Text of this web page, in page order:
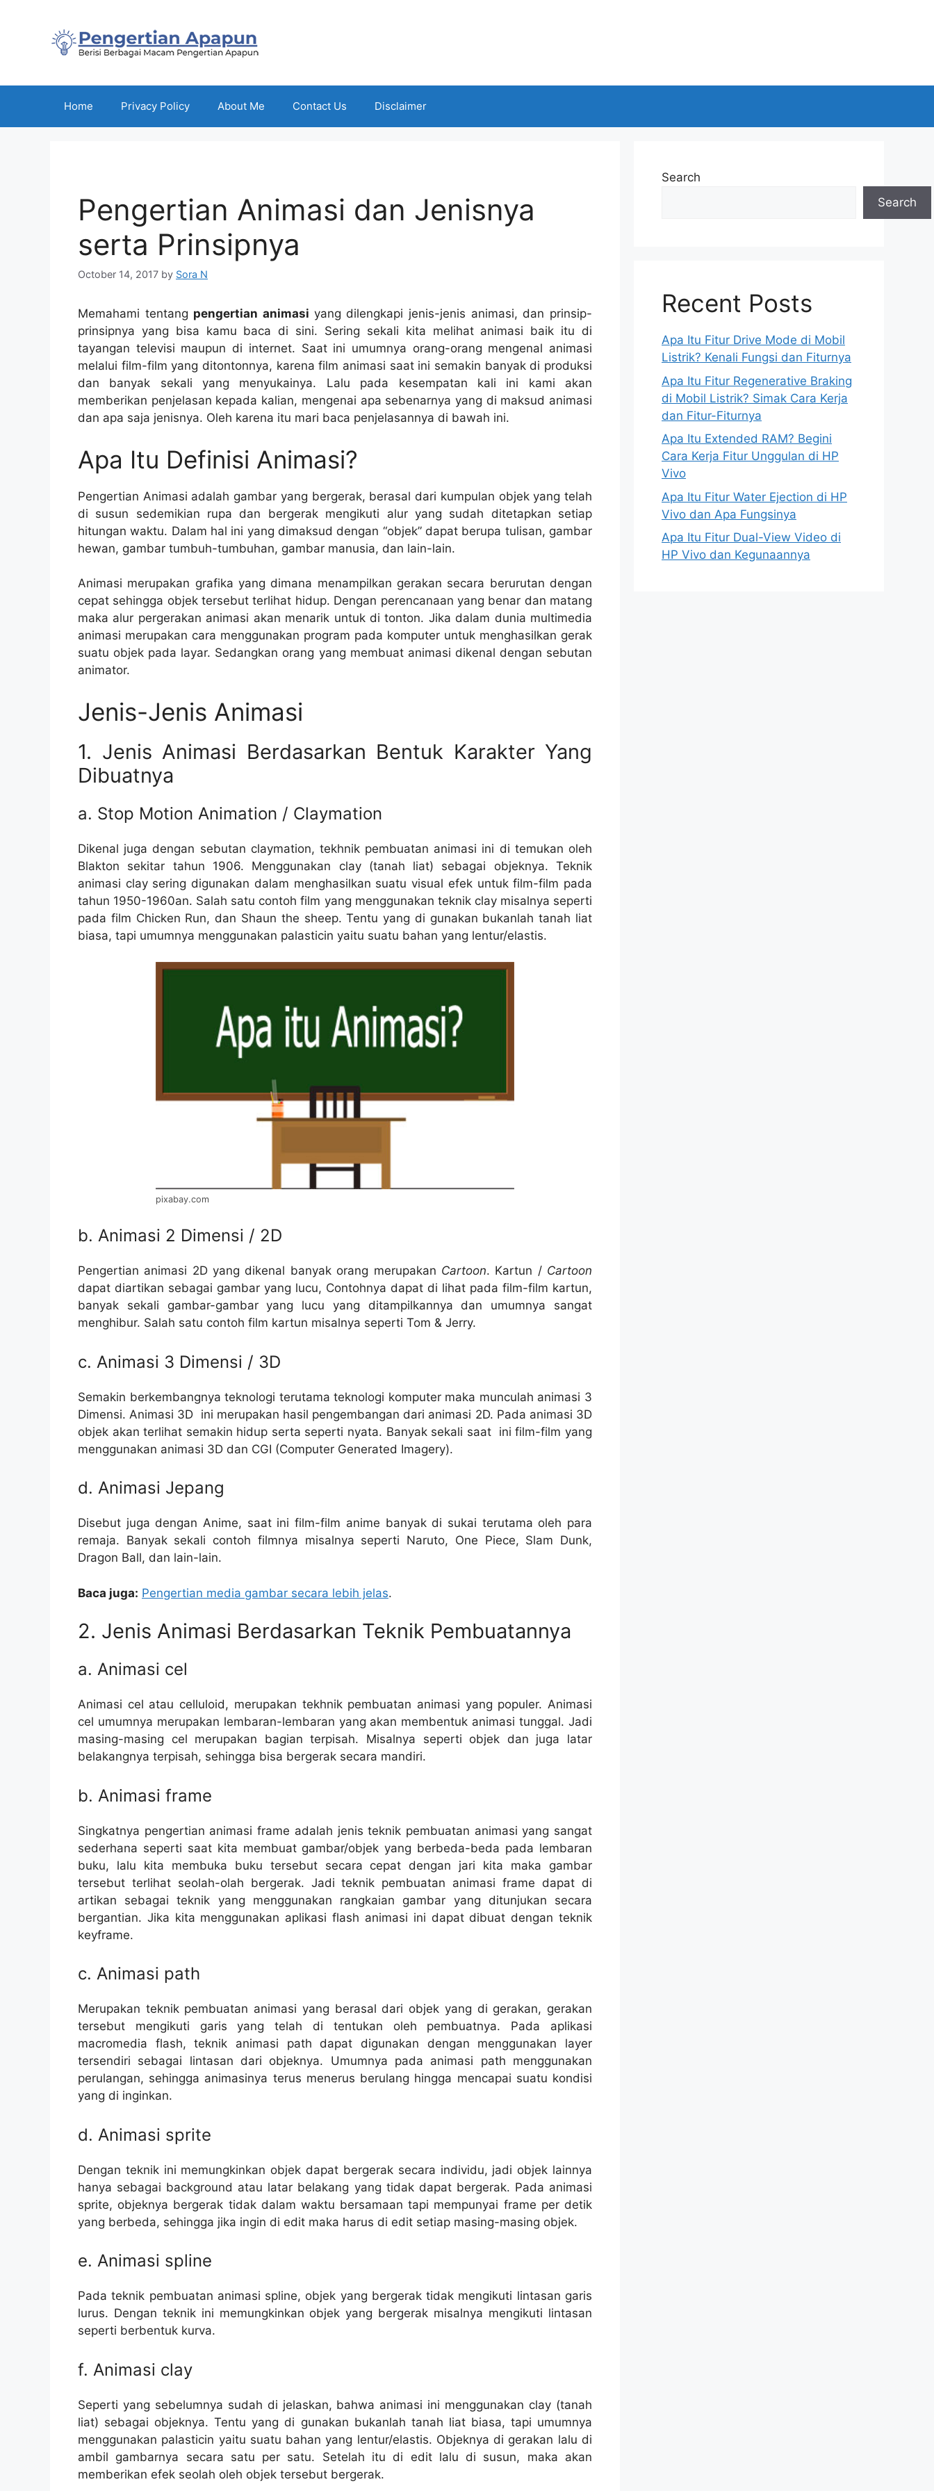
Home Privacy Policy About Me Contact Us Disclaimer
Pengertian Animasi dan Jenisnya
serta Prinsipnya
October 14, 2017 by Sora N
Memahami tentang pengertian animasi yang dilengkapi jenis-jenis animasi, dan prinsip-
prinsipnya yang bisa kamu baca di sini. Sering sekali kita melihat animasi baik itu di
tayangan televisi maupun di internet. Saat ini umumnya orang-orang mengenal animasi
melalui film-film yang ditontonnya, karena film animasi saat ini semakin banyak di produksi
dan banyak sekali yang menyukainya. Lalu pada kesempatan kali ini kami akan
memberikan penjelasan kepada kalian, mengenai apa sebenarnya yang di maksud animasi
dan apa saja jenisnya. Oleh karena itu mari baca penjelasannya di bawah ini.
Apa Itu Definisi Animasi?
Pengertian Animasi adalah gambar yang bergerak, berasal dari kumpulan objek yang telah
di susun sedemikian rupa dan bergerak mengikuti alur yang sudah ditetapkan setiap
hitungan waktu. Dalam hal ini yang dimaksud dengan “objek” dapat berupa tulisan, gambar
hewan, gambar tumbuh-tumbuhan, gambar manusia, dan lain-lain.
Animasi merupakan grafika yang dimana menampilkan gerakan secara berurutan dengan
cepat sehingga objek tersebut terlihat hidup. Dengan perencanaan yang benar dan matang
maka alur pergerakan animasi akan menarik untuk di tonton. Jika dalam dunia multimedia
animasi merupakan cara menggunakan program pada komputer untuk menghasilkan gerak
suatu objek pada layar. Sedangkan orang yang membuat animasi dikenal dengan sebutan
animator.
Jenis-Jenis Animasi
1. Jenis Animasi Berdasarkan Bentuk Karakter Yang
Dibuatnya
a. Stop Motion Animation / Claymation
Dikenal juga dengan sebutan claymation, tekhnik pembuatan animasi ini di temukan oleh
Blakton sekitar tahun 1906. Menggunakan clay (tanah liat) sebagai objeknya. Teknik
animasi clay sering digunakan dalam menghasilkan suatu visual efek untuk film-film pada
tahun 1950-1960an. Salah satu contoh film yang menggunakan teknik clay misalnya seperti
pada film Chicken Run, dan Shaun the sheep. Tentu yang di gunakan bukanlah tanah liat
biasa, tapi umumnya menggunakan palasticin yaitu suatu bahan yang lentur/elastis.
pixabay.com
b. Animasi 2 Dimensi / 2D
Pengertian animasi 2D yang dikenal banyak orang merupakan Cartoon. Kartun / Cartoon
dapat diartikan sebagai gambar yang lucu, Contohnya dapat di lihat pada film-film kartun,
banyak sekali gambar-gambar yang lucu yang ditampilkannya dan umumnya sangat
menghibur. Salah satu contoh film kartun misalnya seperti Tom & Jerry.
c. Animasi 3 Dimensi / 3D
Semakin berkembangnya teknologi terutama teknologi komputer maka munculah animasi 3
Dimensi. Animasi 3D ini merupakan hasil pengembangan dari animasi 2D. Pada animasi 3D
objek akan terlihat semakin hidup serta seperti nyata. Banyak sekali saat ini film-film yang
menggunakan animasi 3D dan CGI (Computer Generated Imagery).
d. Animasi Jepang
Disebut juga dengan Anime, saat ini film-film anime banyak di sukai terutama oleh para
remaja. Banyak sekali contoh filmnya misalnya seperti Naruto, One Piece, Slam Dunk,
Dragon Ball, dan lain-lain.
Baca juga: Pengertian media gambar secara lebih jelas.
2. Jenis Animasi Berdasarkan Teknik Pembuatannya
a. Animasi cel
Animasi cel atau celluloid, merupakan tekhnik pembuatan animasi yang populer. Animasi
cel umumnya merupakan lembaran-lembaran yang akan membentuk animasi tunggal. Jadi
masing-masing cel merupakan bagian terpisah. Misalnya seperti objek dan juga latar
belakangnya terpisah, sehingga bisa bergerak secara mandiri.
b. Animasi frame
Singkatnya pengertian animasi frame adalah jenis teknik pembuatan animasi yang sangat
sederhana seperti saat kita membuat gambar/objek yang berbeda-beda pada lembaran
buku, lalu kita membuka buku tersebut secara cepat dengan jari kita maka gambar
tersebut terlihat seolah-olah bergerak. Jadi teknik pembuatan animasi frame dapat di
artikan sebagai teknik yang menggunakan rangkaian gambar yang ditunjukan secara
bergantian. Jika kita menggunakan aplikasi flash animasi ini dapat dibuat dengan teknik
keyframe.
c. Animasi path
Merupakan teknik pembuatan animasi yang berasal dari objek yang di gerakan, gerakan
tersebut mengikuti garis yang telah di tentukan oleh pembuatnya. Pada aplikasi
macromedia flash, teknik animasi path dapat digunakan dengan menggunakan layer
tersendiri sebagai lintasan dari objeknya. Umumnya pada animasi path menggunakan
perulangan, sehingga animasinya terus menerus berulang hingga mencapai suatu kondisi
yang di inginkan.
d. Animasi sprite
Dengan teknik ini memungkinkan objek dapat bergerak secara individu, jadi objek lainnya
hanya sebagai background atau latar belakang yang tidak dapat bergerak. Pada animasi
sprite, objeknya bergerak tidak dalam waktu bersamaan tapi mempunyai frame per detik
yang berbeda, sehingga jika ingin di edit maka harus di edit setiap masing-masing objek.
e. Animasi spline
Pada teknik pembuatan animasi spline, objek yang bergerak tidak mengikuti lintasan garis
lurus. Dengan teknik ini memungkinkan objek yang bergerak misalnya mengikuti lintasan
seperti berbentuk kurva.
f. Animasi clay
Seperti yang sebelumnya sudah di jelaskan, bahwa animasi ini menggunakan clay (tanah
liat) sebagai objeknya. Tentu yang di gunakan bukanlah tanah liat biasa, tapi umumnya
menggunakan palasticin yaitu suatu bahan yang lentur/elastis. Objeknya di gerakan lalu di
ambil gambarnya secara satu per satu. Setelah itu di edit lalu di susun, maka akan
memberikan efek seolah oleh objek tersebut bergerak.
Search
Search
Recent Posts
Apa Itu Fitur Drive Mode di Mobil
Listrik? Kenali Fungsi dan Fiturnya
Apa Itu Fitur Regenerative Braking
di Mobil Listrik? Simak Cara Kerja
dan Fitur-Fiturnya
Apa Itu Extended RAM? Begini
Cara Kerja Fitur Unggulan di HP
Vivo
Apa Itu Fitur Water Ejection di HP
Vivo dan Apa Fungsinya
Apa Itu Fitur Dual-View Video di
HP Vivo dan Kegunaannya